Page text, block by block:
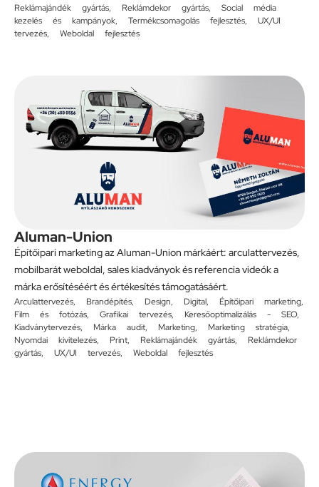
Reklámajándék gyártás, Reklámdekor gyártás, Social média
kezelés és kampányok, Termékcsomagolás fejlesztés, UX/UI
tervezés, Weboldal fejlesztés
Aluman-Union
Építőipari marketing az Aluman-Union márkáért: arculattervezés,
mobilbarát weboldal, sales kiadványok és referencia videók a
márka erősítéséért és értékesítés támogatásáért.
Arculattervezés, Brandépítés, Design, Digital, Építőipari marketing,
Film és fotózás, Grafikai tervezés, Keresőoptimalizálás - SEO,
Kiadványtervezés, Márka audit, Marketing, Marketing stratégia,
Nyomdai kivitelezés, Print, Reklámajándék gyártás, Reklámdekor
gyártás, UX/UI tervezés, Weboldal fejlesztés